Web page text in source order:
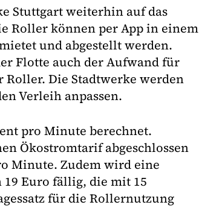
Stuttgart weiterhin auf das
Roller können per App in einem
und abgestellt werden.
Flotte auch der Aufwand für
Die Stadtwerke werden
Verleih anpassen.
pro Minute berechnet.
Ökostromtarif abgeschlossen
Minute. Zudem wird eine
Euro fällig, die mit 15
für die Rollernutzung